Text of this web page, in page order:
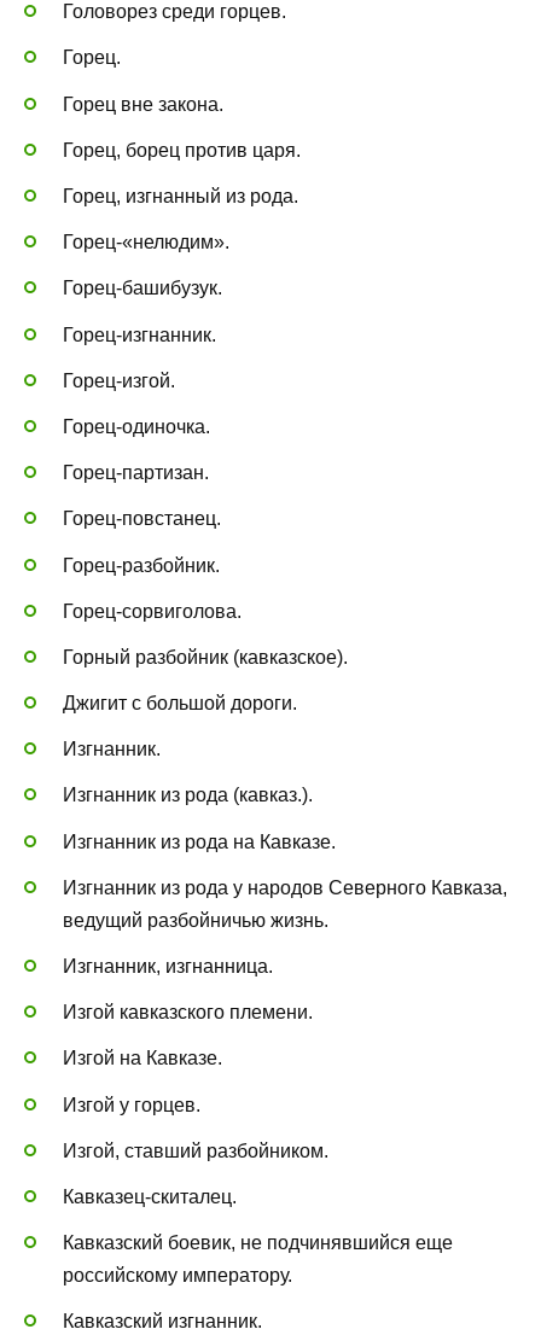
Головорез среди горцев.
Горец.
Горец вне закона.
Горец, борец против царя.
Горец, изгнанный из рода.
Горец-«нелюдим».
Горец-башибузук.
Горец-изгнанник.
Горец-изгой.
Горец-одиночка.
Горец-партизан.
Горец-повстанец.
Горец-разбойник.
Горец-сорвиголова.
Горный разбойник (кавказское).
Джигит с большой дороги.
Изгнанник.
Изгнанник из рода (кавказ.).
Изгнанник из рода на Кавказе.
Изгнанник из рода у народов Северного Кавказа,
ведущий разбойничью жизнь.
Изгнанник, изгнанница.
Изгой кавказского племени.
Изгой на Кавказе.
Изгой у горцев.
Изгой, ставший разбойником.
Кавказец-скиталец.
Кавказский боевик, не подчинявшийся еще
российскому императору.
Кавказский изгнанник.